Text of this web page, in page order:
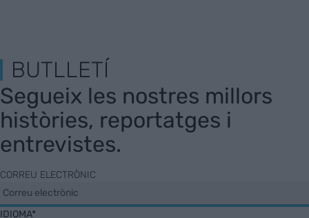
BUTLLETÍ
Segueix les nostres millors
històries, reportatges i
entrevistes.
CORREU ELECTRÒNIC
IDIOMA*